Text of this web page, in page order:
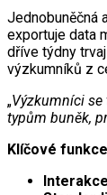
Jednobuněčná
exportuje data
dříve týdny
výzkumníků z
„Výzkumníci
typům buněk,
Klíčové